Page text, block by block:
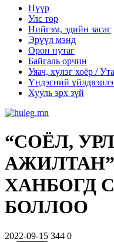
Нүүр
Улс төр
Нийгэм, эдийн засаг
Эрүүл мэнд
Орон нутаг
Байгаль орчин
Уяач, хүлэг хоёр /
Үндэсний
Хууль эрх зүй
“СОЁЛ,
ХАНБОГД
БОЛЛОО
2022-09-15 344 0